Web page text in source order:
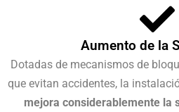
Aumento de la
Dotadas de mecanismos de
que evitan accidentes, la
mejora considerablemente la